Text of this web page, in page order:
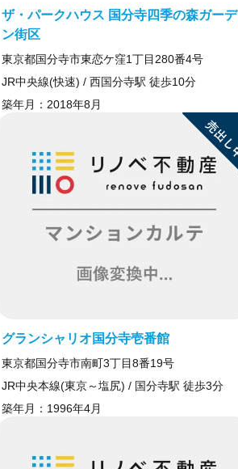
ザ・パークハウス 国分寺四季の森ガーデ
ン街区
東京都国分寺市東恋ケ窪1丁目280番4号
JR中央線(快速) / 西国分寺駅 徒歩10分
築年月： 2018年8月
グランシャリオ国分寺壱番館
東京都国分寺市南町3丁目8番19号
JR中央本線(東京～塩尻) / 国分寺駅 徒歩3分
築年月： 1996年4月